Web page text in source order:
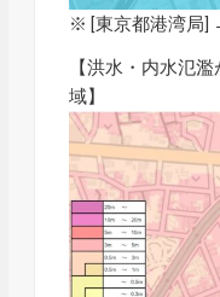
※ [東京都港湾局]
【洪水・内水氾
域】